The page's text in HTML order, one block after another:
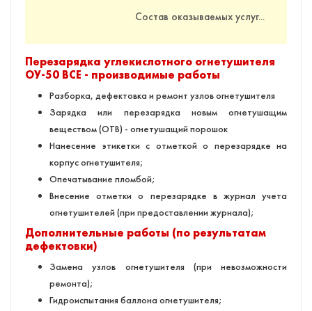
Состав оказываемых услуг...
Перезарядка углекислотного огнетушителя
ОУ-50 BCE - производимые работы
Разборка, дефектовка и ремонт узлов огнетушителя
Зарядка или перезарядка новым огнетушащим
веществом (ОТВ) - огнетушащий порошок
Нанесение этикетки с отметкой о перезарядке на
корпус огнетушителя;
Опечатывание пломбой;
Внесение отметки о перезарядке в журнал учета
огнетушителей (при предоставлении журнала);
Дополнительные работы (по результатам
дефектовки)
Замена узлов огнетушителя (при невозможности
ремонта);
Гидроиспытания баллона огнетушителя;